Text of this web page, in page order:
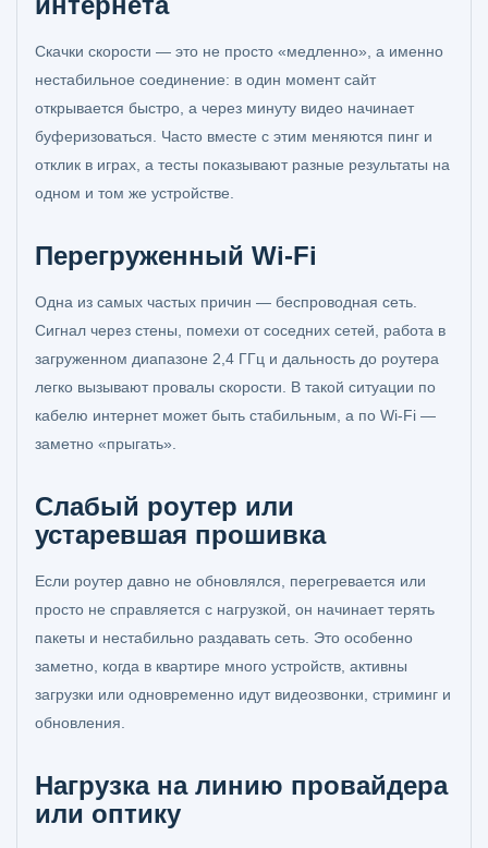
Скачки скорости — это не просто «медленно», а именно
нестабильное соединение: в один момент сайт
открывается быстро, а через минуту видео начинает
буферизоваться. Часто вместе с этим меняются пинг и
отклик в играх, а тесты показывают разные результаты на
одном и том же устройстве.
Перегруженный Wi‑Fi
Одна из самых частых причин — беспроводная сеть.
Сигнал через стены, помехи от соседних сетей, работа в
загруженном диапазоне 2,4 ГГц и дальность до роутера
легко вызывают провалы скорости. В такой ситуации по
кабелю интернет может быть стабильным, а по Wi‑Fi —
заметно «прыгать».
Слабый роутер или
устаревшая прошивка
Если роутер давно не обновлялся, перегревается или
просто не справляется с нагрузкой, он начинает терять
пакеты и нестабильно раздавать сеть. Это особенно
заметно, когда в квартире много устройств, активны
загрузки или одновременно идут видеозвонки, стриминг и
обновления.
Нагрузка на линию провайдера
или оптику